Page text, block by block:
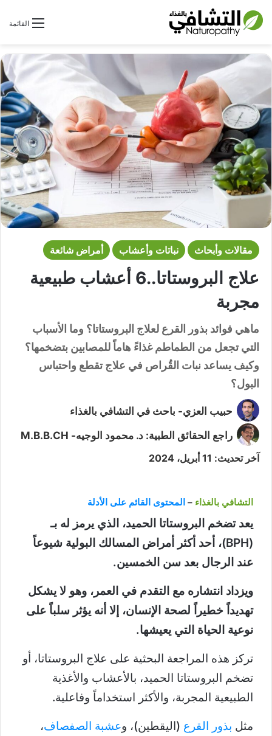
القائمةبحث عن
مقالات وأبحاث نباتات وأعشاب أمراض شائعة
علاج البروستاتا..6 أعشاب طبيعية
مجربة
ماهي فوائد بذور القرع لعلاج البروستاتا؟ وما الأسباب
التي تجعل من الطماطم غذاءً هاماً للمصابين بتضخمها؟
وكيف يساعد نبات القُراص في علاج تقطع واحتباس
البول؟
حبيب العزي- باحث في التشافي بالغذاء
راجع الحقائق الطبية: د. محمود الوجيه- M.B.B.CH
آخر تحديث: 11 أبريل، 2024
التشافي بالغذاء – المحتوى القائم على الأدلة
يعد تضخم البروستاتا الحميد، الذي يرمز له بـ
(BPH)، أحد أكثر أمراض المسالك البولية شيوعاً
عند الرجال بعد سن الخمسين.
ويزداد انتشاره مع التقدم في العمر، وهو لا يشكل
تهديداً خطيراً لصحة الإنسان، إلا أنه يؤثر سلباً على
نوعية الحياة التي يعيشها.
تركز هذه المراجعة البحثية على علاج البروستاتا، أو
تضخم البروستاتا الحميد، بالأعشاب والأغذية
الطبيعية المجربة، والأكثر استخداماً وفاعلية.
مثل بذور القرع (اليقطين)، وعشبة الصفصاف،